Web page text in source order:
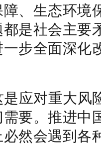
、生态环境
是社会主要
步全面深化
对重大风
要。推进中
然会遇到各